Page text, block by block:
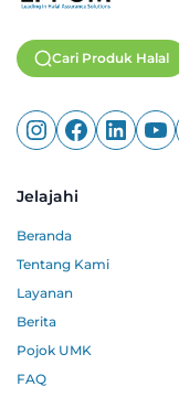
Cari Produk Halal
Jelajahi
Beranda
Tentang Kami
Layanan
Berita
Pojok UMK
FAQ